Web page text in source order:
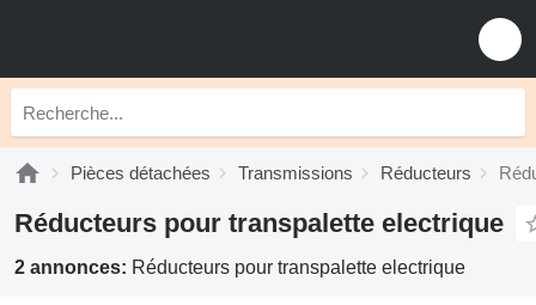
Pièces détachées Transmissions Réducteurs
Réducteurs pour transpalette electrique
2 annonces: Réducteurs pour transpalette electrique